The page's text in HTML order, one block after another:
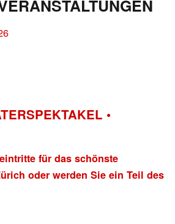
•
für das schönste
oder werden Sie ein Teil des